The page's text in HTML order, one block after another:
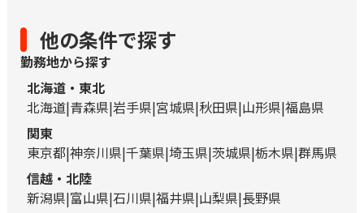
他の条件で探す
勤務地から探す
北海道・東北
北海道 青森県 岩手県 宮城県 秋田県 山形県 福島県
関東
東京都 神奈川県 千葉県 埼玉県 茨城県 栃木県 群馬県
信越・北陸
新潟県 富山県 石川県 福井県 山梨県 長野県